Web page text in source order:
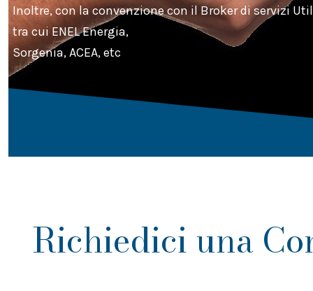
Inoltre, con la convenzione con il Broker di servizi
tra cui ENEL Energia,
Sorgenia, ACEA, etc
Richiedici una